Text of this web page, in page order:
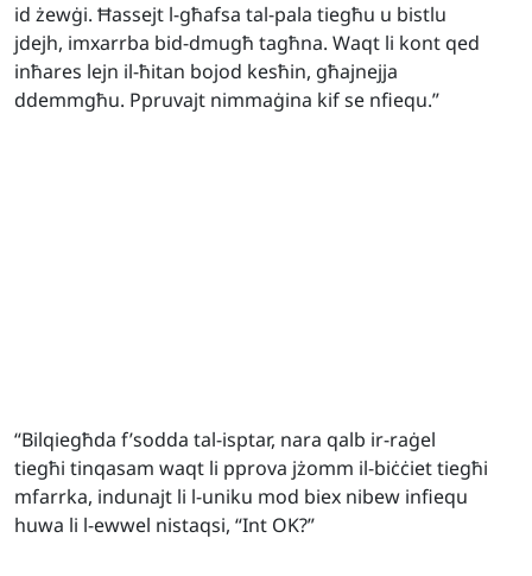
id żewġi. Ħassejt l-għafsa tal-pala tiegħu u bistlu
jdejh, imxarrba bid-dmugħ tagħna. Waqt li kont qed
inħares lejn il-ħitan bojod kesħin, għajnejja
ddemmgħu. Ppruvajt nimmaġina kif se nfiequ.”
“Bilqiegħda f’sodda tal-isptar, nara qalb ir-raġel
tiegħi tinqasam waqt li pprova jżomm il-biċċiet tiegħi
mfarrka, indunajt li l-uniku mod biex nibew infiequ
huwa li l-ewwel nistaqsi, “Int OK?”